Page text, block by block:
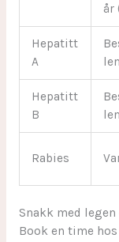
år
Hepatitt
A
Hepatitt
B
Rabies
Snakk med legen
Book en time